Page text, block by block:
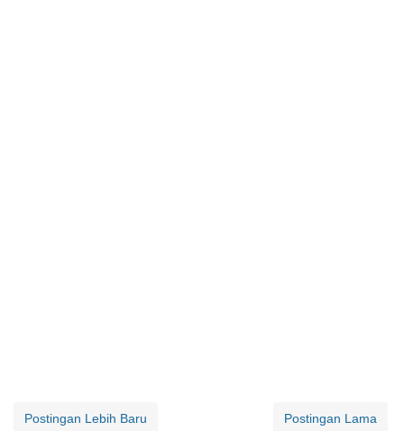
Postingan Lebih Baru Postingan Lama